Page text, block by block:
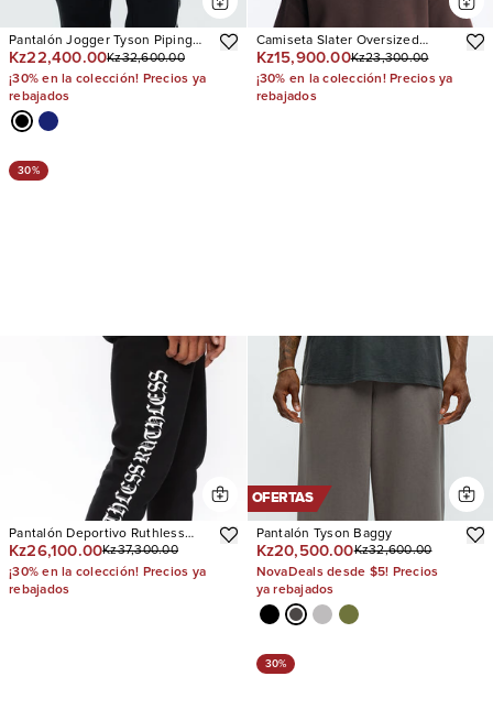
Pantalón Jogger Tyson Piping
Relaxed
Kz22,400.00Kz32,600.00
¡30% en la colección! Precios ya
rebajados
Camiseta Slater Oversized
Fleece Ringer
Kz15,900.00Kz23,300.00
¡30% en la colección! Precios ya
rebajados
30%
Pantalón Deportivo Ruthless
Forever Flared
Kz26,100.00Kz37,300.00
¡30% en la colección! Precios ya
rebajados
OFERTAS
Pantalón Tyson Baggy
Kz20,500.00Kz32,600.00
NovaDeals desde $5! Precios
ya rebajados
30%